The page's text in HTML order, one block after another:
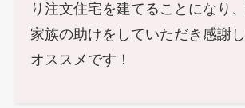
り注文住宅を建てることになり
家族の助けをしていただき感謝し
オススメです！